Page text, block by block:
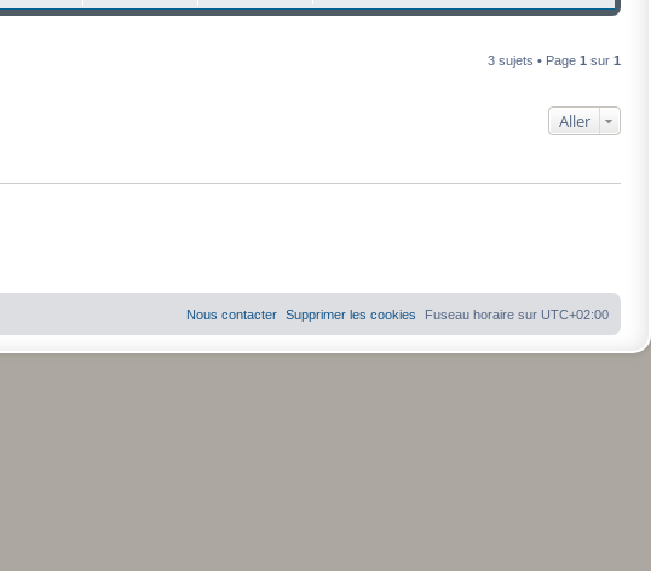
3 sujets • Page 1 sur 1
Aller
Fuseau horaire sur UTC+02:00
Supprimer les cookies
Nous contacter